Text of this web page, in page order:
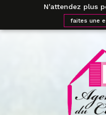
N'attendez plus
faites une